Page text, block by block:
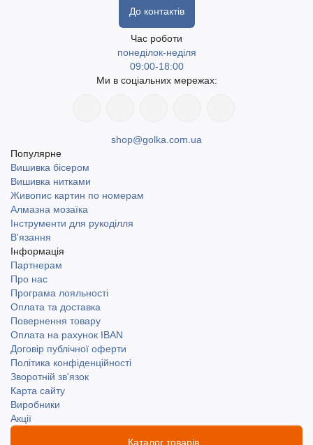
До контактів
Час роботи
понеділок-неділя
09:00-18:00
Ми в соціальних мережах:
shop@golka.com.ua
Популярне
Вишивка бісером
Вишивка нитками
Живопис картин по номерам
Алмазна мозаїка
Інструменти для рукоділля
В'язання
Інформація
Партнерам
Про нас
Програма лояльності
Оплата та доставка
Повернення товару
Оплата на рахунок IBAN
Договір публічної оферти
Політика конфіденційності
Зворотній зв'язок
Карта сайту
Виробники
Акції
Каталог товарів